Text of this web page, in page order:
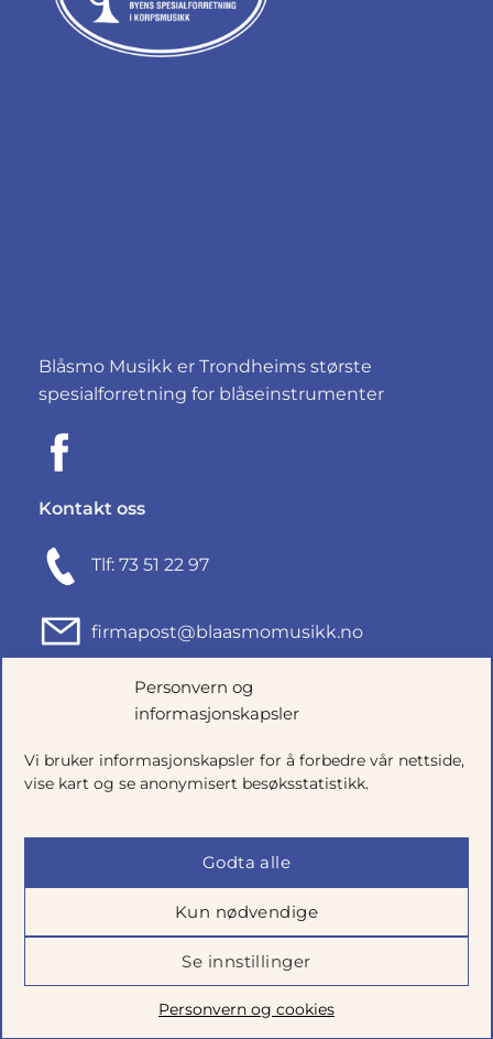
Personvern og
informasjonskapsler
Vi bruker informasjonskapsler for å forbedre vår nettside,
vise kart og se anonymisert besøksstatistikk.
Godta alle
Kun nødvendige
Se innstillinger
Personvern og cookies
Blåsmo Musikk er Trondheims største
spesialforretning for blåseinstrumenter
Kontakt oss
Tlf: 73 51 22 97
firmapost@blaasmomusikk.no
Fjordgata 46, 7010 TRONDHEIM
Org.nr: 935434165
Salgsbetingelser|Personvern|Cookie-innstillinger